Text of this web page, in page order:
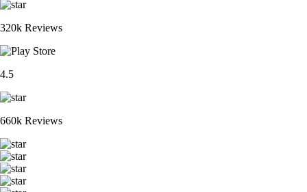
320k Reviews
4.5
660k Reviews